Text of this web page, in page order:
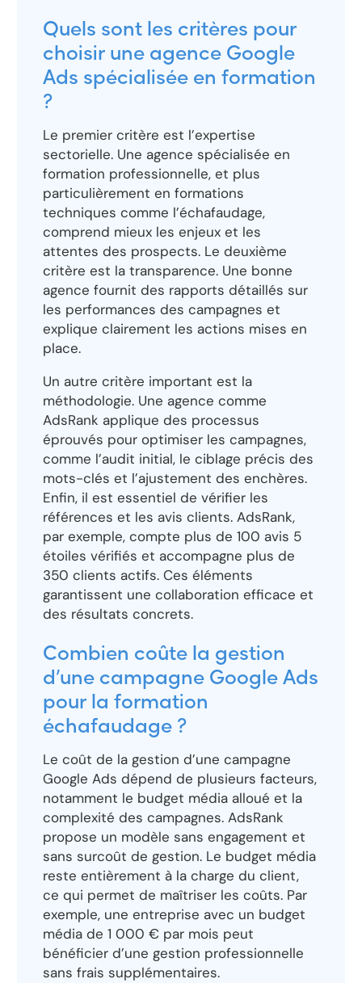
Quels sont les critères pour
choisir une agence Google
Ads spécialisée en formation
?
Le premier critère est l’expertise
sectorielle. Une agence spécialisée en
formation professionnelle, et plus
particulièrement en formations
techniques comme l’échafaudage,
comprend mieux les enjeux et les
attentes des prospects. Le deuxième
critère est la transparence. Une bonne
agence fournit des rapports détaillés sur
les performances des campagnes et
explique clairement les actions mises en
place.
Un autre critère important est la
méthodologie. Une agence comme
AdsRank applique des processus
éprouvés pour optimiser les campagnes,
comme l’audit initial, le ciblage précis des
mots-clés et l’ajustement des enchères.
Enfin, il est essentiel de vérifier les
références et les avis clients. AdsRank,
par exemple, compte plus de 100 avis 5
étoiles vérifiés et accompagne plus de
350 clients actifs. Ces éléments
garantissent une collaboration efficace et
des résultats concrets.
Combien coûte la gestion
d’une campagne Google Ads
pour la formation
échafaudage ?
Le coût de la gestion d’une campagne
Google Ads dépend de plusieurs facteurs,
notamment le budget média alloué et la
complexité des campagnes. AdsRank
propose un modèle sans engagement et
sans surcoût de gestion. Le budget média
reste entièrement à la charge du client,
ce qui permet de maîtriser les coûts. Par
exemple, une entreprise avec un budget
média de 1 000 € par mois peut
bénéficier d’une gestion professionnelle
sans frais supplémentaires.